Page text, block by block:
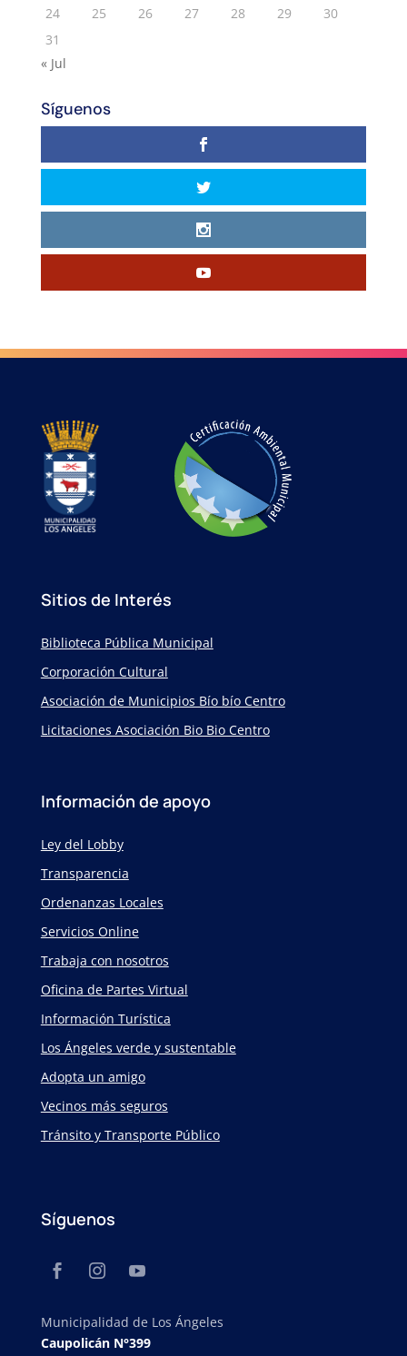
24
25 26 27 28 29
30
31
« Jul
Síguenos
Sitios de Interés
Biblioteca Pública Municipal
Corporación Cultural
Asociación de Municipios Bío bío Centro
Licitaciones Asociación Bio Bio Centro
Información de apoyo
Ley del Lobby
Transparencia
Ordenanzas Locales
Servicios Online
Trabaja con nosotros
Oficina de Partes Virtual
Información Turística
Los Ángeles verde y sustentable
Adopta un amigo
Vecinos más seguros
Tránsito y Transporte Público
Síguenos
Municipalidad de Los Ángeles
Caupolicán N°399